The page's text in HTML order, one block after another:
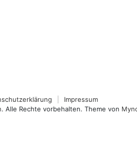
. Alle Rechte vorbehalten. Theme von
Impressum